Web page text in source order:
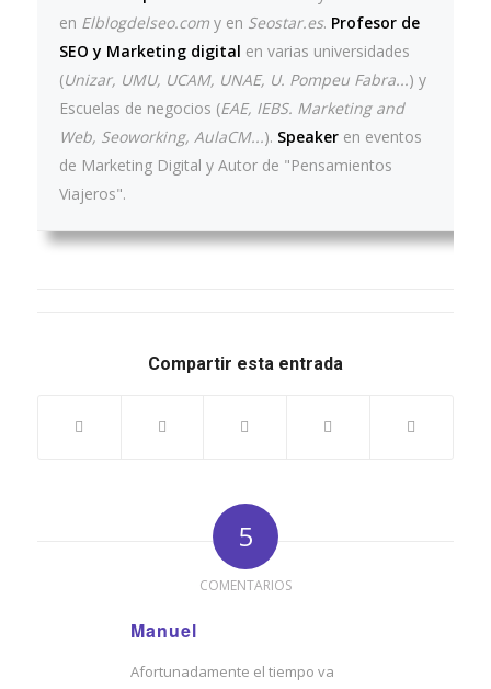
en Elblogdelseo.comy en Seostar.es. Profesor de
SEO y Marketing digital en varias universidades
(Unizar, UMU, UCAM, UNAE, U. Pompeu Fabra...) y
Escuelas de negocios (EAE, IEBS. Marketing and
Web, Seoworking, AulaCM...). Speakeren eventos
de Marketing Digital y Autor de "Pensamientos
Viajeros".
Compartir esta entrada
5
COMENTARIOS
Manuel
Afortunadamente el tiempo va